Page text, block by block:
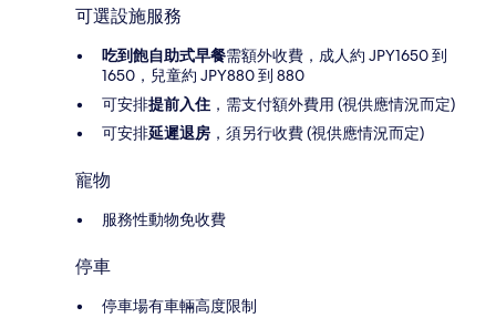
可選設施服務
吃到飽自助式早餐需額外收費，成人約 JPY1650 到
1650，兒童約 JPY880 到 880
可安排提前入住 ，需支付額外費用 (視供應情況而定)
可安排延遲退房 ，須另行收費 (視供應情況而定)
寵物
服務性動物免收費
停車
停車場有車輛高度限制